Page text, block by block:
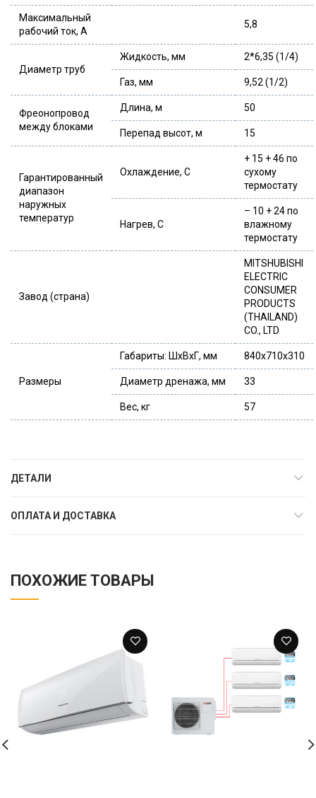
Максимальный
рабочий ток, А
5,8
Диаметр труб
Жидкость, мм 2*6,35 (1/4)
Газ, мм 9,52 (1/2)
Фреонопровод
между блоками
Длина, м 50
Перепад высот, м 15
Гарантированный
диапазон
наружных
температур
Охлаждение, С
+ 15 + 46 по
сухому
термостату
Нагрев, С
– 10 + 24 по
влажному
термостату
Завод (страна)
MITSHUBISHI
ELECTRIC
CONSUMER
PRODUCTS
(THAILAND)
CO., LTD
Размеры
Габариты: ШхВхГ, мм 840x710x310
Диаметр дренажа, мм 33
Вес, кг 57
ДЕТАЛИ
ОПЛАТА И ДОСТАВКА
ПОХОЖИЕ ТОВАРЫ